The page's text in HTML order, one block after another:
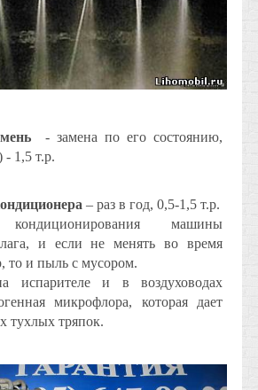
- замена по его состоянию,
- 1,5 т.р.
– раз в год, 0,5-1,5 т.р.
машины
и если не менять во время
то и пыль с мусором.
испарителе и в воздуховодах
микрофлора, которая дает
тухлых тряпок.